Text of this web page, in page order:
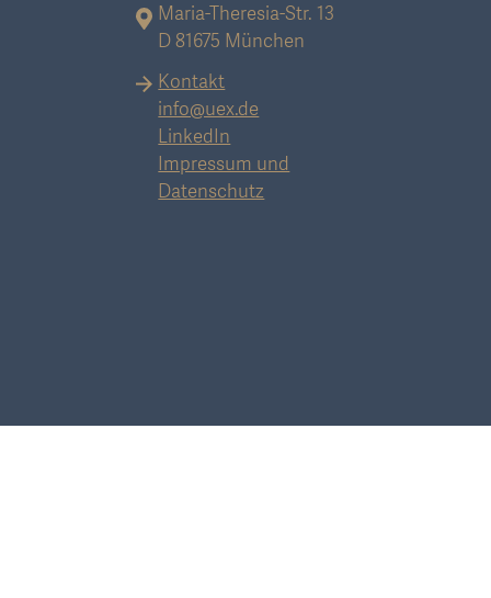
Maria-Theresia-Str. 13
D 81675 München
Kontakt
info@uex.de
LinkedIn
Impressum und
Datenschutz